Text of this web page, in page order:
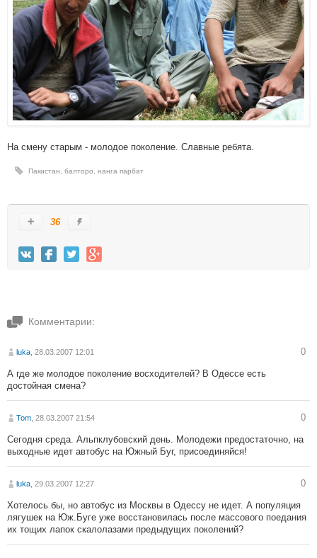
На смену старым - молодое поколение. Славные ребята.
Пакистан балторо нанга парбат
36
Комментарии:
luka , 28.03.2007 12:01 0
А где же молодое поколение восходителей? В Одессе есть
достойная смена?
Tom , 28.03.2007 21:54 0
Сегодня среда. Альпклубовский день. Молодежи предостаточно, на
выходные идет автобус на Южный Буг, присоединяйся!
luka , 29.03.2007 12:27 0
Хотелось бы, но автобус из Москвы в Одессу не идет. А популяция
лягушек на Юж.Буге уже восстановилась после массового поедания
их тощих лапок скалолазами предыдущих поколений?